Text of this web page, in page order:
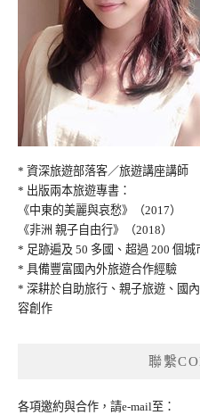
* 資深旅遊部落客／旅遊講座講師
* 出版兩本旅遊專書：
《中東的美麗與哀愁》（2017）
《非洲 親子自由行》（2018）
* 足跡遍及 50 多國、超過 200 個城
* 具備豐富國內外旅遊合作經驗
* 深耕於自助旅行、親子旅遊、國
容創作
聯繫
各項邀約與合作，請e-mail至：